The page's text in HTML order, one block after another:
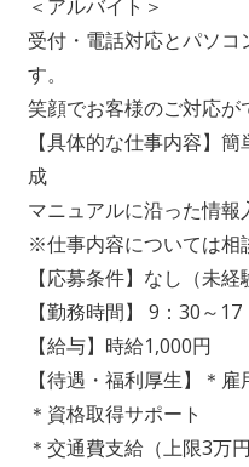
＜アルバイト＞
受付・電話対応とパソ
す。
笑顔でお客様のご対応が
【具体的な仕事内容】
成
マニュアルに沿った情
※仕事内容については相
【応募条件】なし（未経
【勤務時間】 9：30～
【給与】時給1,000円
【待遇・福利厚生】＊
＊資格取得サポート
＊交通費支給（上限3